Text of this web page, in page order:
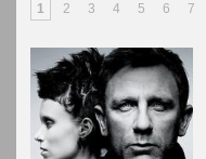
1 2 3 4 5 6 7